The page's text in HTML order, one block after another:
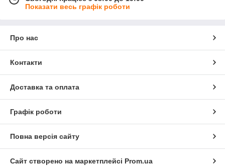
Показати весь графік роботи
Про нас
Контакти
Доставка та оплата
Графік роботи
Повна версія сайту
Сайт створено на маркетплейсі Prom.ua